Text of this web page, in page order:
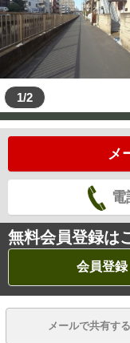
1/2
メ
無料会員登録は
会員登録
メールで共有する